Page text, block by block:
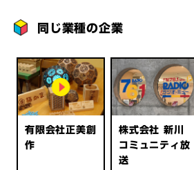
同じ業種の企業
有限会社正美創
作
株式会社 新川
コミュニティ放
送